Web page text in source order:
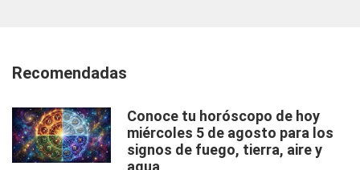
Recomendadas
Conoce tu horóscopo de hoy
miércoles 5 de agosto para los
signos de fuego, tierra, aire y
agua